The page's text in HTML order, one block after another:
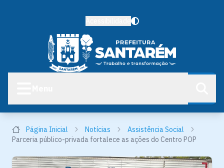
Página Inicial Notícias
Assistência Social
Parceria público-privada fortalece as ações do Centro POP